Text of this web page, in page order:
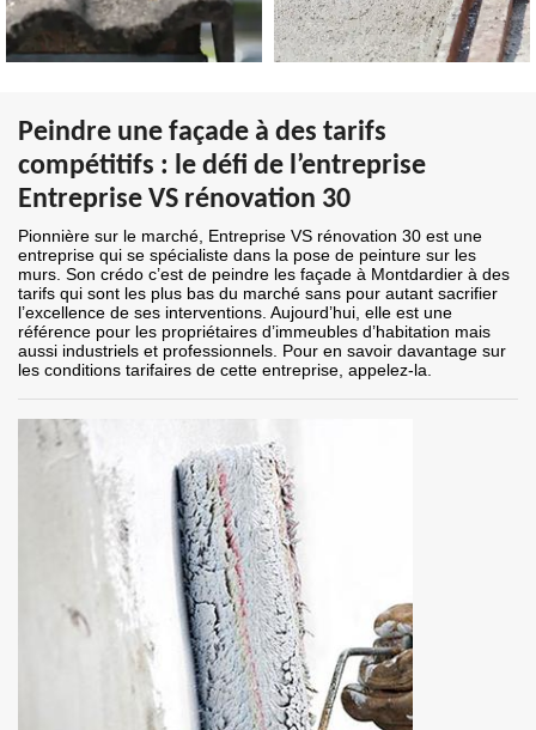
Peindre une façade à des tarifs
compétitifs : le défi de l’entreprise
Entreprise VS rénovation 30
Pionnière sur le marché, Entreprise VS rénovation 30 est une
entreprise qui se spécialiste dans la pose de peinture sur les
murs. Son crédo c’est de peindre les façade à Montdardier à des
tarifs qui sont les plus bas du marché sans pour autant sacrifier
l’excellence de ses interventions. Aujourd’hui, elle est une
référence pour les propriétaires d’immeubles d’habitation mais
aussi industriels et professionnels. Pour en savoir davantage sur
les conditions tarifaires de cette entreprise, appelez-la.